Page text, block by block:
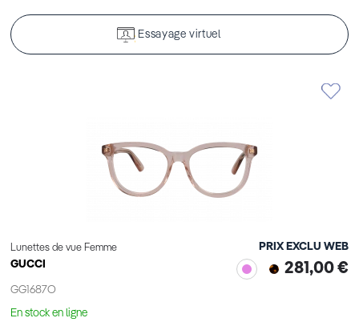
Essayage virtuel
Lunettes de vue Femme
GUCCI
GG1687O
PRIX EXCLU WEB
281,00 €
En stock en ligne